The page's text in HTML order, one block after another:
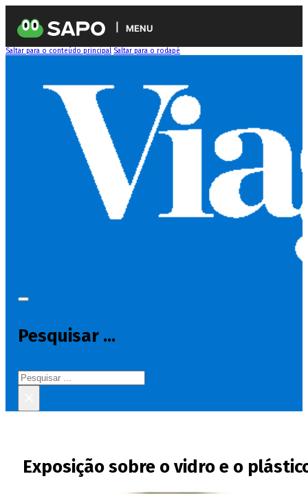
MENU
Saltar para o conteúdo principal Saltar para o rodapé
Pesquisar ...
Pesquisar
Exposição sobre o vidro e o